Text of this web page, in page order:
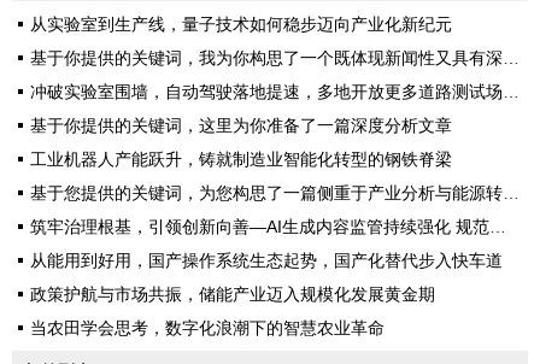
从实验室到生产线，量子技术如何稳步迈向产业化新纪元
基于你提供的关键词，我为你构思了一个既体现新闻性又具有深度的标题，并完成了一篇完整的文章
冲破实验室围墙，自动驾驶落地提速，多地开放更多道路测试场景构建真实考场
基于你提供的关键词，这里为你准备了一篇深度分析文章
工业机器人产能跃升，铸就制造业智能化转型的钢铁脊梁
基于您提供的关键词，为您构思了一篇侧重于产业分析与能源转型的深度文章
筑牢治理根基，引领创新向善—AI生成内容监管持续强化 规范行业健康发展
从能用到好用，国产操作系统生态起势，国产化替代步入快车道
政策护航与市场共振，储能产业迈入规模化发展黄金期
当农田学会思考，数字化浪潮下的智慧农业革命